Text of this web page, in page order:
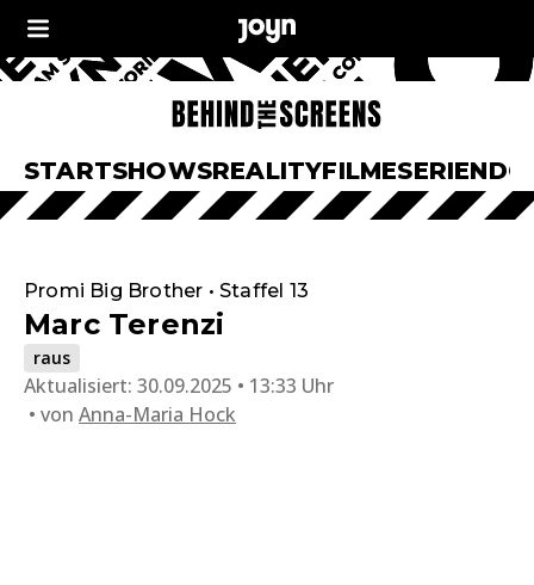
STARTSHOWSREALITYFILMESERIEN
Promi Big Brother • Staffel 13
Marc Terenzi
raus
Aktualisiert: 30.09.2025 • 13:33 Uhr
von Anna-Maria Hock